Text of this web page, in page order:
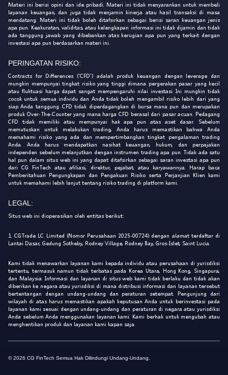
Materi ini berisi opini dan ide pribadi. Materi ini tidak menyarankan untuk membeli
layanan keuangan, dan juga tidak menjamin kinerja atau hasil transaksi di masa
mendatang. Materi ini tidak boleh ditafsirkan sebagai berisi saran keuangan jenis
apa pun. Keakuratan, validitas, atau kelengkapan informasi ini tidak dijamin dan tidak
ada tanggung jawab yang dibebankan atas kerugian apa pun yang terkait dengan
investasi apa pun berdasarkan materi ini.
PERINGATAN RISIKO:
Contracts for Differences ('CFD') adalah produk keuangan dengan leverage dan
mungkin mempunyai tingkat risiko yang tinggi dimana pergerakan pasar yang kecil
atau fluktuasi harga dapat sangat mempengaruhi nilai investasi. Ini mungkin tidak
cocok untuk semua individu dan Anda tidak boleh mengambil risiko lebih dari yang
siap Anda tanggung. CFD tidak diperdagangkan di bursa mana pun dan merupakan
produk Over-The-Counter yang mana harga CFD berasal dari pasar acuan. Pedagang
CFD tidak memiliki atau mempunyai hak apa pun atas aset dasar. Sebelum
memutuskan untuk melakukan trading, Anda harus memastikan bahwa Anda
memahami risiko yang ada dan mempertimbangkan tingkat pengalaman trading
Anda. Anda harus mendapatkan nasihat keuangan, hukum, dan perpajakan
independen sebelum melanjutkan dengan instrumen trading apa pun. Tidak ada satu
hal pun dalam situs web ini yang dapat ditafsirkan sebagai saran investasi apa pun
dari CG FinTech atau afiliasi, direktur, pejabat, atau karyawannya. Harap baca
Pemberitahuan Pengungkapan dan Pengakuan Risiko serta Perjanjian Klien kami
untuk memahami lebih lanjut tentang risiko trading di platform kami.
LEGAL:
Situs web ini dioperasikan oleh entitas berikut:
1. CGTrade LC Limited (Nomor Perusahaan 2025-00724) dengan alamat terdaftar di
Lantai Dasar, Gedung Sotheby, Rodney Village, Rodney Bay, Gros-Islet, Saint Lucia.
Kami tidak menawarkan layanan kami kepada individu atau perusahaan di yurisdiksi
tertentu, termasuk namun tidak terbatas pada Korea Utara, Hong Kong, Singapura,
dan Malaysia. Informasi dan layanan di situs web kami tidak berlaku dan tidak akan
diberikan ke negara atau yurisdiksi di mana distribusi informasi dan layanan tersebut
bertentangan dengan undang-undang dan peraturan setempat. Pengunjung dari
wilayah di atas harus memastikan apakah keputusan Anda untuk berinvestasi pada
layanan kami sesuai dengan undang-undang dan peraturan di negara atau yurisdiksi
Anda sebelum Anda menggunakan layanan kami. Kami berhak untuk mengubah atau
menghentikan produk dan layanan kami kapan saja.
© 2026 CG FinTech Semua Hak Dilindungi Undang-Undang.